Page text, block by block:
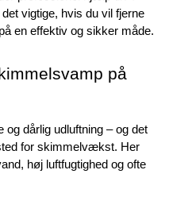
RADON/SKIMMELSVAMP
SKIMMELSVAMP
PRODUKTER TIL
DRÆBER
OS
vigtige, hvis du vil fjerne
en effektiv og sikker måde.
på
dårlig udluftning – og det
for skimmelvækst. Her
høj luftfugtighed og ofte